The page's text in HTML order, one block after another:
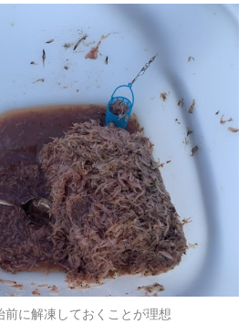
前に解凍しておくことが理想